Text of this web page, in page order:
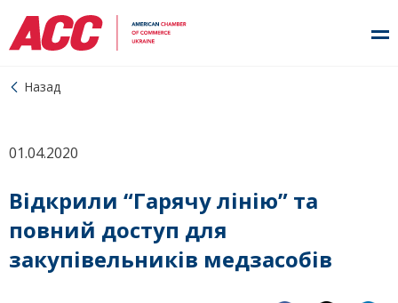
Назад
01.04.2020
Відкрили “Гарячу лінію” та
повний доступ для
закупівельників медзасобів